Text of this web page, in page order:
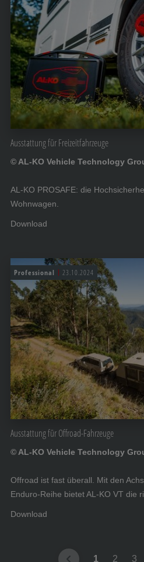
Ausstattung für Freizeitfahrzeuge
© AL-KO Vehicle Technology
AL-KO PROSAFE: die
Wohnwagen.
Download
Professional 23.10.2024
Ausstattung für Offroad-Fahrzeuge
© AL-KO Vehicle Technology
Offroad ist fast überall. Mit den
Enduro-Reihe bietet AL-KO VT die
Download
1 2 3